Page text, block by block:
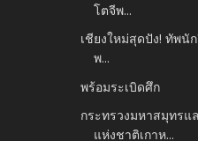
โตจีพ...
เชียงใหม่สุดปัง! ทัพนั
พ...
พร้อมระเบิดศึก
กระทรวงมหาสมุทรแ
แห่งชาติเกาห...